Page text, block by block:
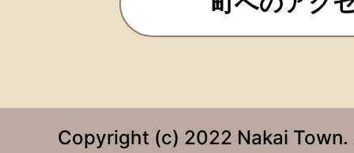
Copyright (c) 2022 Nakai Town.